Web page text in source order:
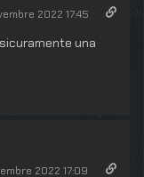
2022 17:45
una
2022 17:09